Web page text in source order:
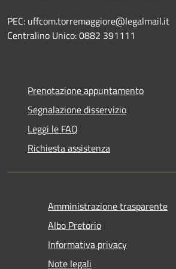
PEC: uffcom.torremaggiore@legalmail.it
Centralino Unico: 0882 391111
Prenotazione appuntamento
Segnalazione disservizio
Leggi le FAQ
Richiesta assistenza
Amministrazione trasparente
Albo Pretorio
Informativa privacy
Note legali